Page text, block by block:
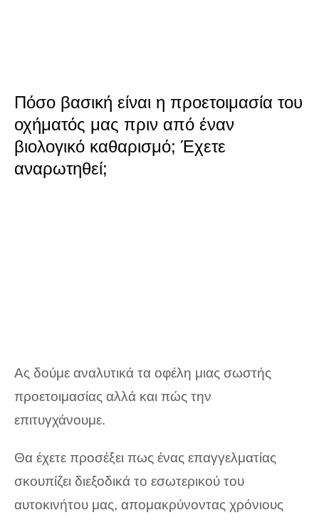
Πόσο βασική είναι η προετοιμασία του
οχήματός μας πριν από έναν
βιολογικό καθαρισμό; Έχετε
αναρωτηθεί;
Ας δούμε αναλυτικά τα οφέλη μιας σωστής
προετοιμασίας αλλά και πώς την
επιτυγχάνουμε.
Θα έχετε προσέξει πως ένας επαγγελματίας
σκουπίζει διεξοδικά το εσωτερικού του
αυτοκινήτου μας, απομακρύνοντας χρόνιους